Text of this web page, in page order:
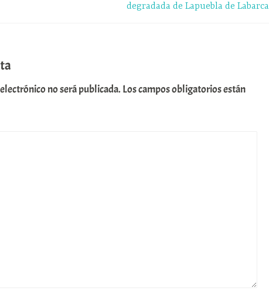
degradada de Lapuebla de Labarca
no será publicada. Los campos obligatorios están